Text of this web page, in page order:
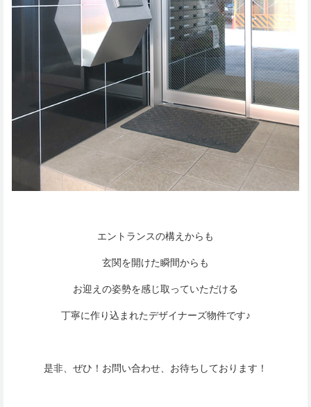
エントランスの構えからも
玄関を開けた瞬間からも
お迎えの姿勢を感じ取っていただける
丁寧に作り込まれたデザイナーズ物件です♪
是非、ぜひ！お問い合わせ、お待ちしております！